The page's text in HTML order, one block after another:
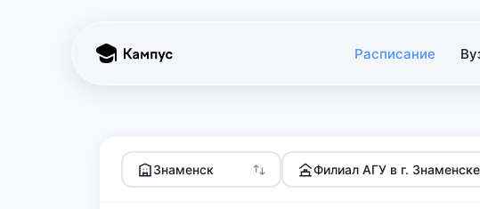
Расписание
Знаменск Филиал АГУ в г. Знаменске